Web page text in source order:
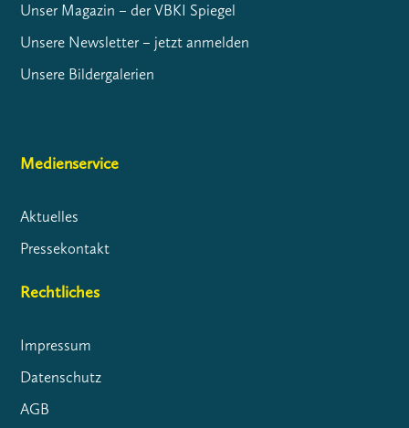
Unser Magazin – der VBKI Spiegel
Unsere Newsletter – jetzt anmelden
Unsere Bildergalerien
Medienservice
Aktuelles
Pressekontakt
Rechtliches
Impressum
Datenschutz
AGB